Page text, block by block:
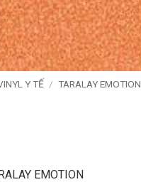
Y TẾ / TARALAY EMOTION
EMOTION